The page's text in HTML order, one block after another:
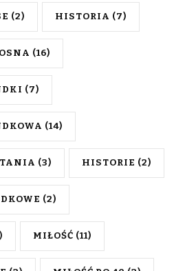
(2) HISTORIA (7)
(16)
(7)
(14)
(3) HISTORIE (2)
(2)
MIŁOŚĆ (11)